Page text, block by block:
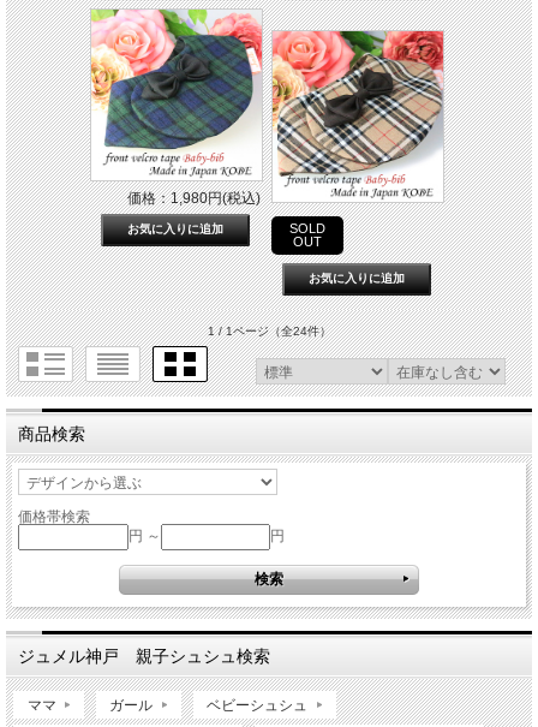
価格：1,980円(税込)
SOLD
OUT
1 / 1ページ（全24件）
商品検索
価格帯検索
円 ～
円
ジュメル神戸 親子シュシュ検索
ママ ガール ベビーシュシュ